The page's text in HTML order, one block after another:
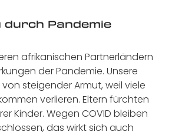
durch Pandemie
afrikanischen Partnerländern
der Pandemie. Unsere
steigender Armut, weil viele
verlieren. Eltern fürchten
Kinder. Wegen COVID bleiben
das wirkt sich auch